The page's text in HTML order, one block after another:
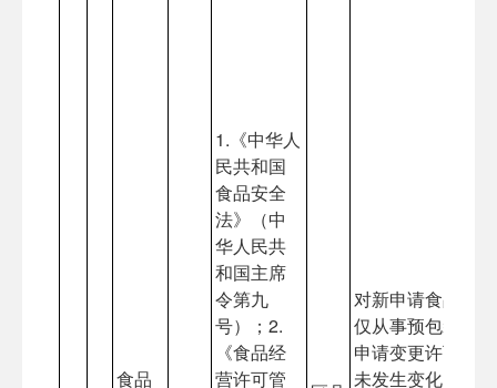
食品
1.《中华人
民共和国
食品安全
法》（中
华人民共
和国主席
令第九
号）；2.
《食品经
营许可管
对新申请食品经
仅从事预包装食
申请变更许可（
未发生变化）、